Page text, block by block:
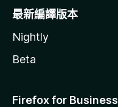
最新編譯版本
Nightly
Beta
Firefox for Business